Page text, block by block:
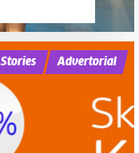
Stories Advertorial